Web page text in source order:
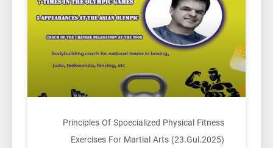
Principles Of Spoecialized Physical Fitness
Exercises For Martial Arts (23.Gul.2025)